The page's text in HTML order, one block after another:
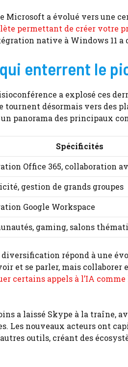
Microsoft a évolué vers une
permettant de créer votre
native à Windows 11
enterrent le
a explosé ces
tournent désormais vers des
panorama des principaux
Spécificités
Office 365, collaboration
gestion de grands groupes
Google Workspace
gaming, salons
répond à une
et se parler, mais collaborer
certains appels à l’IA
a laissé Skype à la traîne,
Les nouveaux acteurs ont
outils, créant des